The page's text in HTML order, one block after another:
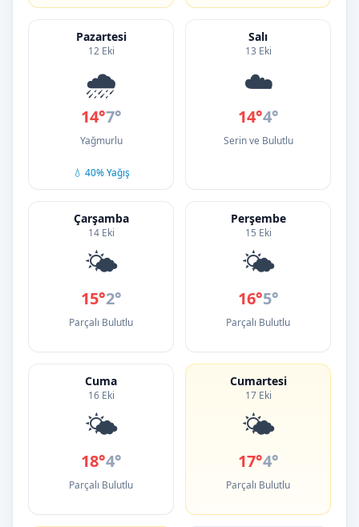
Pazartesi
12 Eki
🌧️
14°7°
Yağmurlu
💧 40% Yağış
Salı
13 Eki
☁️
14°4°
Serin ve Bulutlu
Çarşamba
14 Eki
🌤️
15°2°
Parçalı Bulutlu
Perşembe
15 Eki
🌤️
16°5°
Parçalı Bulutlu
Cuma
16 Eki
🌤️
18°4°
Parçalı Bulutlu
Cumartesi
17 Eki
🌤️
17°4°
Parçalı Bulutlu